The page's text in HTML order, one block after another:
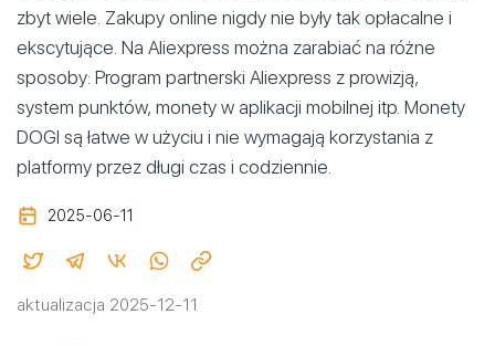
zbyt wiele. Zakupy online nigdy nie były tak opłacalne i
ekscytujące. Na Aliexpress można zarabiać na różne
sposoby: Program partnerski Aliexpress z prowizją,
system punktów, monety w aplikacji mobilnej itp. Monety
DOGI są łatwe w użyciu i nie wymagają korzystania z
platformy przez długi czas i codziennie.
2025-06-11
aktualizacja 2025-12-11